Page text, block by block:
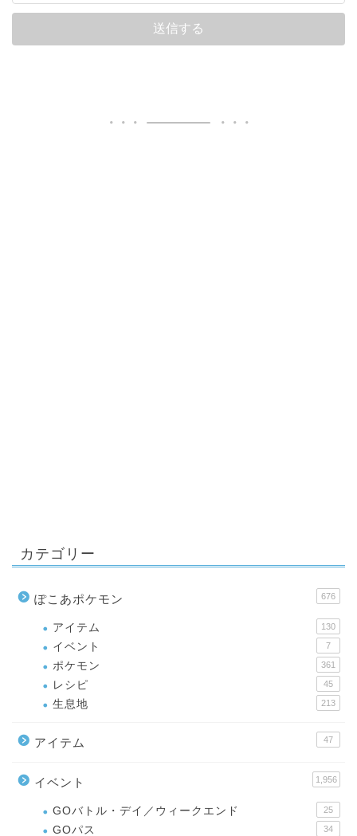
カテゴリー
ぽこあポケモン 676
アイテム 130
イベント 7
ポケモン 361
レシピ 45
生息地 213
アイテム 47
イベント 1,956
GOバトル・デイ／ウィークエンド 25
GOパス 34